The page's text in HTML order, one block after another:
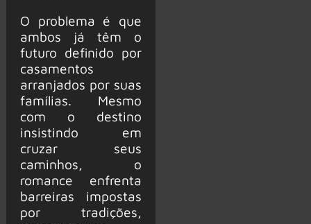
O problema é que
ambos já têm o
futuro definido por
casamentos
arranjados por suas
famílias. Mesmo
com o destino
insistindo em
cruzar seus
caminhos, o
romance enfrenta
barreiras impostas
por tradições,